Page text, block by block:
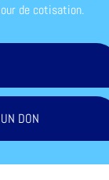
de cotisation.
DON